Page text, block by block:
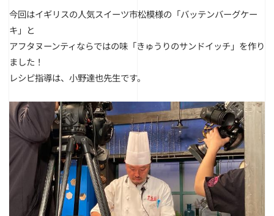
今回はイギリスの人気スイーツ市松模様の「バッテンバーグケー
キ」と
アフタヌーンティならではの味「きゅうりのサンドイッチ」を作り
ました！
レシピ指導は、小野達也先生です。